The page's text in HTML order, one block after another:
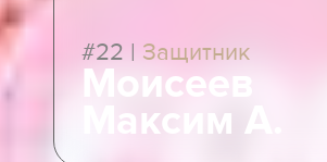
#22 | Защитник
Моисеев
Максим А.